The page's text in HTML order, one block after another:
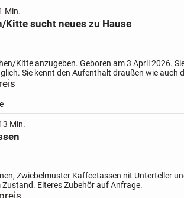
Min.
Kitte sucht neues zu Hause
Kitte anzugeben. Geboren am 3 April 2026.
Sie kennt den Aufenthalt draußen wie auch
Min.
Zwiebelmuster Kaffeetassen nit Unterteller
Zustand. Eiteres Zubehör auf Anfrage.